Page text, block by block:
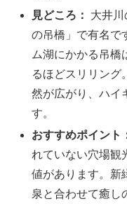
見どころ：
大井
の吊橋」で有名で
ム湖にかかる吊橋
るほどスリリング
然が広がり、ハイ
す。
おすすめポイント
れていない穴場観
値があります。新
泉と合わせて癒し